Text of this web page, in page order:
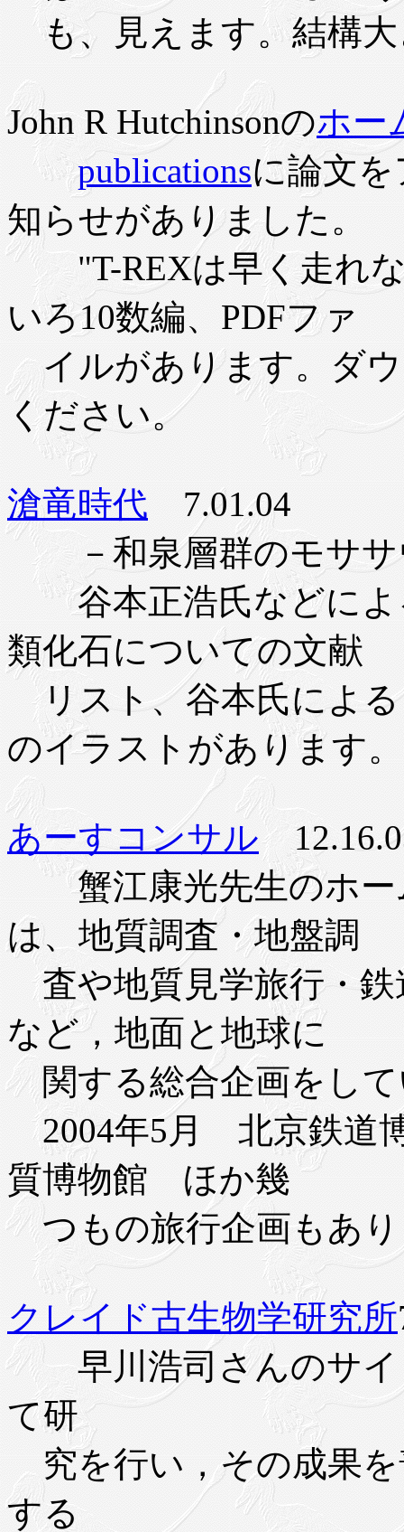
も、見えます。結構
John R Hutchinsonのホー
publicationsに論文
知らせがありました。
"T-REXは早く走れな
いろ10数編、PDFファ
イルがあります。ダウ
ください。
滄竜時代 7.01.04
－和泉層群のモササ
谷本正浩氏などによ
類化石についての文献
リスト、谷本氏によ
のイラストがあります。
あーすコンサル
蟹江康光先生のホー
は、地質調査・地盤調
査や地質見学旅行・鉄
など，地面と地球に
関する総合企画をして
2004年5月 北京鉄道
質博物館 ほか幾
つもの旅行企画もあり
クレイド古生物学研究所
早川浩司さんのサイ
て研
究を行い，その成果
する